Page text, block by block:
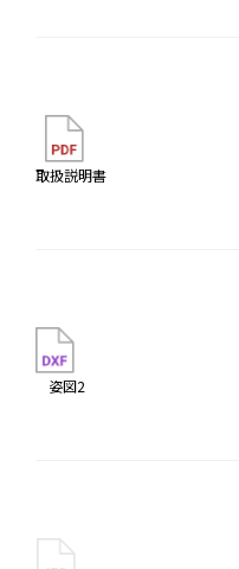
取扱説明書
姿図2